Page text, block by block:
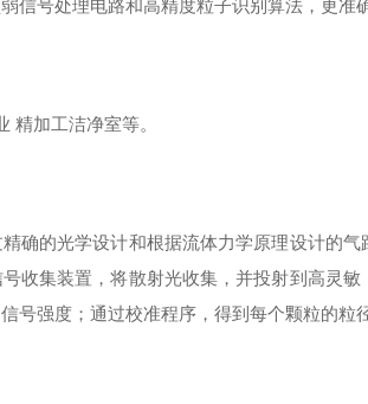
信号处理电路和高精度粒子识别算法，更准
精加工洁净室等。
确的光学设计和根据流体力学原理设计的
收集装置，将散射光收集，并投射到高灵
号强度；通过校准程序，得到每个颗粒的粒